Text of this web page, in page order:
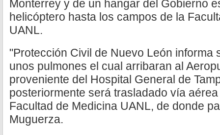
Monterrey y de un hangar del Gobierno
helicóptero hasta los campos de la
UANL.
"Protección Civil de Nuevo León informa
unos pulmones el cual arribaran al
proveniente del Hospital General de
posteriormente será trasladado vía
Facultad de Medicina UANL, de donde
Muguerza.